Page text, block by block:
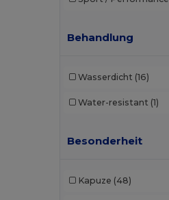
Caterpillar
CG International
Chipolo (2)
Clubclass (20)
Dickies (8)
Behandlung
Wasserdicht (16)
Water-resistant (1)
Besonderheit
Kapuze (48)